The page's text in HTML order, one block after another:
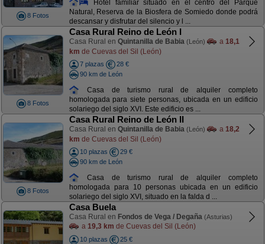
8 Fotos
Hotel familiar situado en el centro del Parque
Natural, Reserva de la Biosfera de Somiedo donde podrá
descansar y disfrutar del silencio y l ...
8 Fotos
Casa Rural Reino de León I
Casa Rural en Quintanilla de Babia (León) a 18,1
km de Cuevas del Sil (León)
7 plazas
28 €
90 km de León
Casa de turismo rural de alquiler completo
homologada para siete personas, ubicada en un edificio
solariego del siglo XVI. Este edificio es ...
8 Fotos
Casa Rural Reino de León II
Casa Rural en Quintanilla de Babia (León) a 18,2
km de Cuevas del Sil (León)
10 plazas
29 €
90 km de León
Casa de turismo rural de alquiler completo
homologada para 10 personas ubicada en un edificio
solariego del siglo XVI, situado en la falda d ...
Casa Buela
Casa Rural en Fondos de Vega / Degaña (Asturias)
a 19,3 km de Cuevas del Sil (León)
10 plazas
25 €